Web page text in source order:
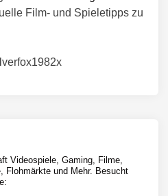
Film- und Spieletipps zu
Videospiele, Gaming, Filme,
Flohmärkte und Mehr. Besucht